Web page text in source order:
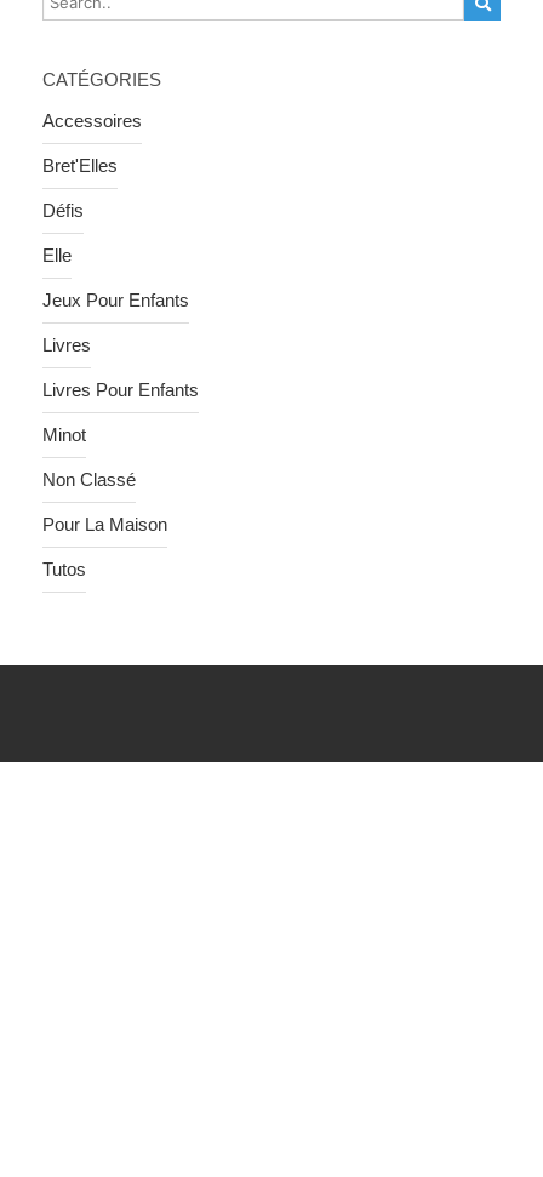
CATÉGORIES
Accessoires
Bret'Elles
Défis
Elle
Jeux Pour Enfants
Livres
Livres Pour Enfants
Minot
Non Classé
Pour La Maison
Tutos